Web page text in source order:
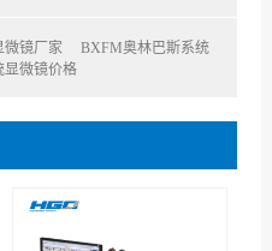
微镜厂家
BXFM奥林巴斯系统
显微镜价格